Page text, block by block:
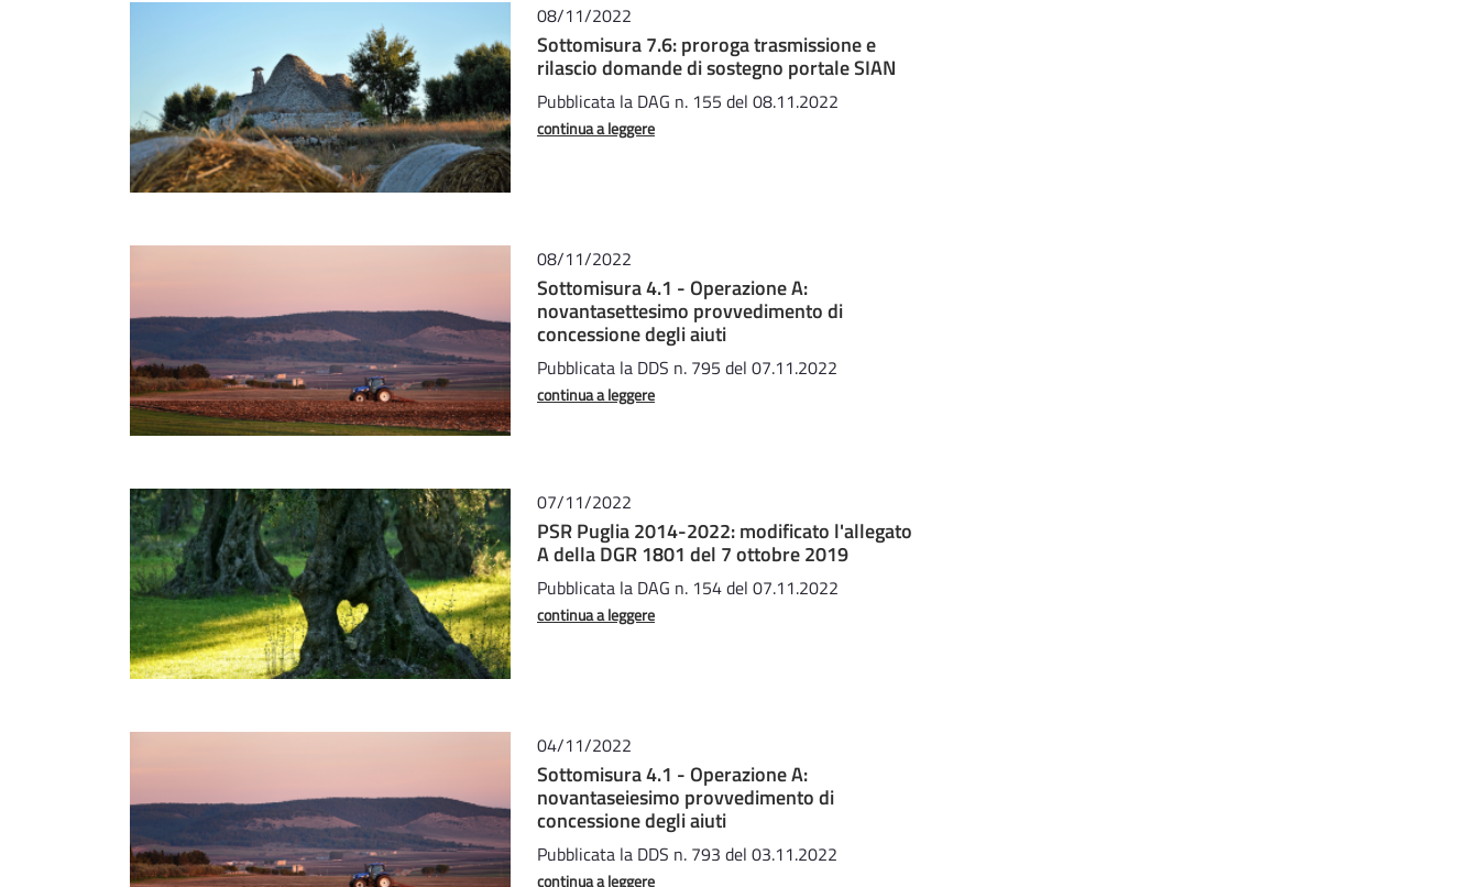
08/11/2022
Sottomisura 7.6: proroga trasmissione e
rilascio domande di sostegno portale SIAN
Pubblicata la DAG n. 155 del 08.11.2022
continua a leggere
08/11/2022
Sottomisura 4.1 - Operazione A:
novantasettesimo provvedimento di
concessione degli aiuti
Pubblicata la DDS n. 795 del 07.11.2022
continua a leggere
07/11/2022
PSR Puglia 2014-2022: modificato l'allegato
A della DGR 1801 del 7 ottobre 2019
Pubblicata la DAG n. 154 del 07.11.2022
continua a leggere
04/11/2022
Sottomisura 4.1 - Operazione A:
novantaseiesimo provvedimento di
concessione degli aiuti
Pubblicata la DDS n. 793 del 03.11.2022
continua a leggere